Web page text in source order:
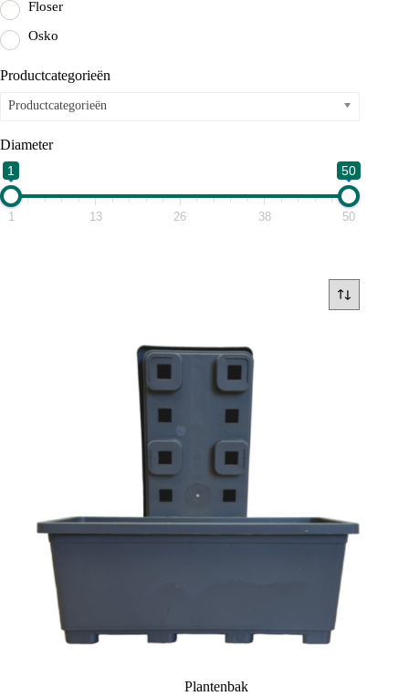
Plantenbak
Floser
Osko
Productcategorieën
Productcategorieën
Diameter
1 50
1 13 26 38 50